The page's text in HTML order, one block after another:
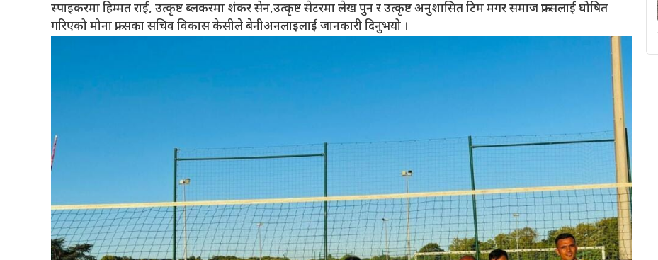
स्पाइकरमा हिम्मत राई, उत्कृष्ट ब्लकरमा शंकर सेन,उत्कृष्ट सेटरमा लेख पुन र उत्कृष्ट अनुशासित टिम मगर समाज फ्रान्सलाई घोषित
गरिएको मोना फ्रान्सका सचिव विकास केसीले बेनीअनलाइलाई जानकारी दिनुभयो ।